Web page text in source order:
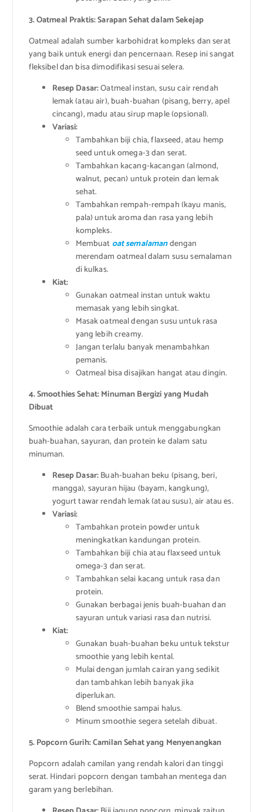
3. Oatmeal Praktis: Sarapan Sehat dalam Sekejap
Oatmeal adalah sumber karbohidrat kompleks dan serat
yang baik untuk energi dan pencernaan. Resep ini sangat
fleksibel dan bisa dimodifikasi sesuai selera.
Resep Dasar:Oatmeal instan, susu cair rendah
lemak (atau air), buah-buahan (pisang, berry, apel
cincang), madu atau sirup maple (opsional).
Variasi:
Tambahkan biji chia, flaxseed, atau hemp
seed untuk omega-3 dan serat.
Tambahkan kacang-kacangan (almond,
walnut, pecan) untuk protein dan lemak
sehat.
Tambahkan rempah-rempah (kayu manis,
pala) untuk aroma dan rasa yang lebih
kompleks.
Membuat oat semalamandengan
merendam oatmeal dalam susu semalaman
di kulkas.
Kiat:
Gunakan oatmeal instan untuk waktu
memasak yang lebih singkat.
Masak oatmeal dengan susu untuk rasa
yang lebih creamy.
Jangan terlalu banyak menambahkan
pemanis.
Oatmeal bisa disajikan hangat atau dingin.
4. Smoothies Sehat: Minuman Bergizi yang Mudah
Dibuat
Smoothie adalah cara terbaik untuk menggabungkan
buah-buahan, sayuran, dan protein ke dalam satu
minuman.
Resep Dasar:Buah-buahan beku (pisang, beri,
mangga), sayuran hijau (bayam, kangkung),
yogurt tawar rendah lemak (atau susu), air atau es.
Variasi:
Tambahkan protein powder untuk
meningkatkan kandungan protein.
Tambahkan biji chia atau flaxseed untuk
omega-3 dan serat.
Tambahkan selai kacang untuk rasa dan
protein.
Gunakan berbagai jenis buah-buahan dan
sayuran untuk variasi rasa dan nutrisi.
Kiat:
Gunakan buah-buahan beku untuk tekstur
smoothie yang lebih kental.
Mulai dengan jumlah cairan yang sedikit
dan tambahkan lebih banyak jika
diperlukan.
Blend smoothie sampai halus.
Minum smoothie segera setelah dibuat.
5. Popcorn Gurih: Camilan Sehat yang Menyenangkan
Popcorn adalah camilan yang rendah kalori dan tinggi
serat. Hindari popcorn dengan tambahan mentega dan
garam yang berlebihan.